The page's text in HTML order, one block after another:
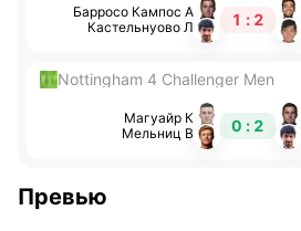
Барросо Кампос А
Кастельнуово Л
1 : 2
Nottingham 4 Challenger Men
Магуайр К
Мельниц В
0 : 2
Превью